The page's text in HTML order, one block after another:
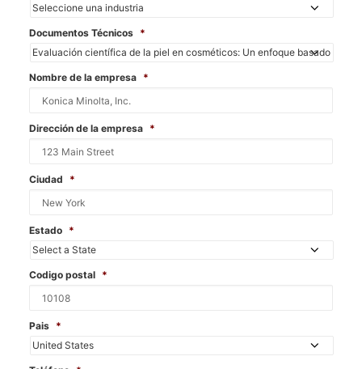
Documentos Técnicos *
Nombre de la empresa *
Dirección de la empresa *
Ciudad *
Estado *
Codigo postal *
Pais *